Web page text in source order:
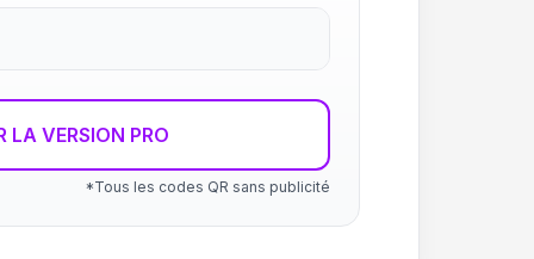
LA VERSION PRO
*Tous les codes QR sans publicité